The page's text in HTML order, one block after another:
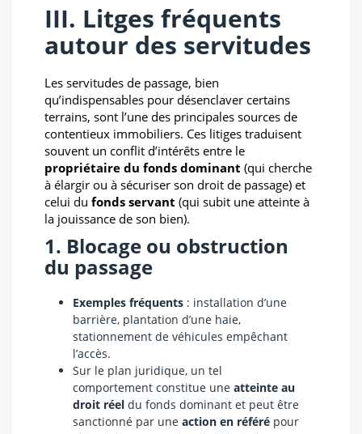
III. Litges fréquents
autour des servitudes
Les servitudes de passage, bien
qu’indispensables pour désenclaver certains
terrains, sont l’une des principales sources de
contentieux immobiliers. Ces litiges traduisent
souvent un conflit d’intérêts entre le
propriétaire du fonds dominant (qui cherche
à élargir ou à sécuriser son droit de passage) et
celui du fonds servant (qui subit une atteinte à
la jouissance de son bien).
1. Blocage ou obstruction
du passage
Exemples fréquents : installation d’une
barrière, plantation d’une haie,
stationnement de véhicules empêchant
l’accès.
Sur le plan juridique, un tel
comportement constitue une atteinte au
droit réel du fonds dominant et peut être
sanctionné par une action en référé pour